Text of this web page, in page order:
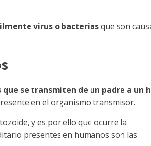
virus o bacteriasque son
se transmiten de un padre a un
en el organismo transmisor.
y es por ello que ocurre la
presentes en humanos son las